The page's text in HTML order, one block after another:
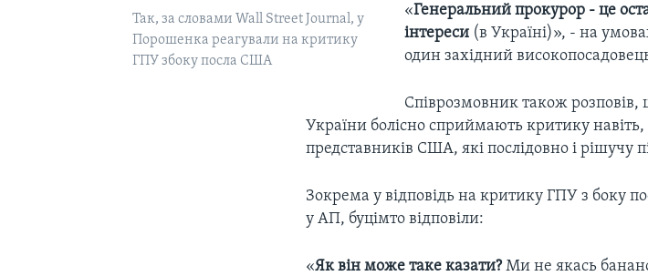
Так, за словами Wall Street Journal, у
Порошенка реагували на критику
ГПУ збоку посла США
«Генеральний прокурор - це
інтереси(в Україні)», - на
один західний
Співрозмовник також розповів,
України болісно сприймають критику навіть,
представників США, які послідовно і рішучу
Зокрема у відповідь на критику ГПУ з боку
у АП, буцімто відповіли:
«Як він може таке казати?Ми не якась